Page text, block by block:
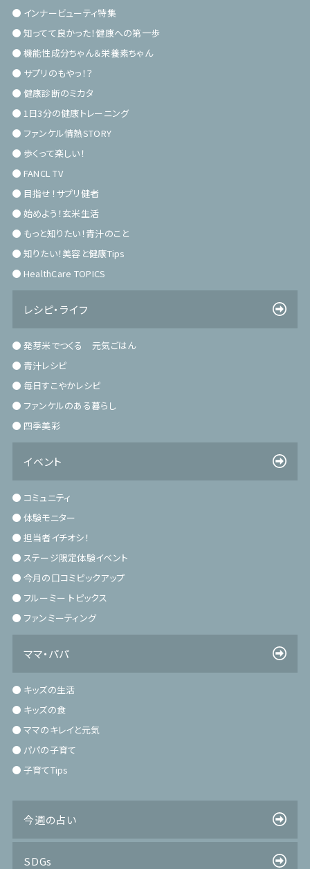
インナービューティ特集
知ってて良かった！健康への第一歩
機能性成分ちゃん＆栄養素ちゃん
サプリのもやっ！？
健康診断のミカタ
1日3分の健康トレーニング
ファンケル情熱STORY
歩くって楽しい！
FANCL TV
目指せ！サプリ健者
始めよう！玄米生活
もっと知りたい！青汁のこと
知りたい！美容と健康Tips
HealthCare TOPICS
レシピ・ライフ
発芽米でつくる 元気ごはん
青汁レシピ
毎日すこやかレシピ
ファンケルのある暮らし
四季美彩
イベント
コミュニティ
体験モニター
担当者イチオシ！
ステージ限定体験イベント
今月の口コミピックアップ
フルーミー トピックス
ファンミーティング
ママ・パパ
キッズの生活
キッズの食
ママのキレイと元気
パパの子育て
子育てTips
今週の占い
SDGs